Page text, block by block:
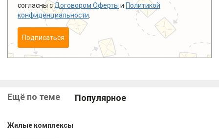
согласны сДоговором Оферты и Политикой
конфиденциальности
Подписаться
Ещё по теме Популярное
Жилые комплексы